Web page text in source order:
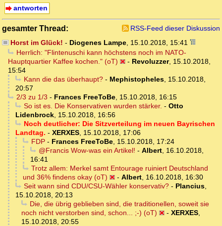
antworten
gesamter Thread:
RSS-Feed dieser Diskussion
Horst im Glück! - Diogenes Lampe, 15.10.2018, 15:41
Herrlich: "Flintenuschi kann höchstens noch im NATO-
Hauptquartier Kaffee kochen." (oT)
- Revoluzzer, 15.10.2018,
15:54
Kann die das überhaupt?- Mephistopheles, 15.10.2018,
20:57
2/3 zu 1/3 - Frances FreeToBe, 15.10.2018, 16:15
So ist es. Die Konservativen wurden stärker. - Otto
Lidenbrock, 15.10.2018, 16:56
Noch deutlicher: Die Sitzverteilung im neuen Bayrischen
Landtag. - XERXES, 15.10.2018, 17:06
FDP- Frances FreeToBe, 15.10.2018, 17:24
@Francis Wow-was ein Artikel! - Albert, 16.10.2018,
16:41
Trotz allem: Merkel samt Entourage ruiniert Deutschland
und 36% findens okay (oT)
- Albert, 16.10.2018, 16:30
Seit wann sind CDU/CSU-Wähler konservativ?- Plancius,
15.10.2018, 20:13
Die, die übrig geblieben sind, die traditionellen, soweit sie
noch nicht verstorben sind, schon... ;-) (oT)
- XERXES,
15.10.2018, 20:55